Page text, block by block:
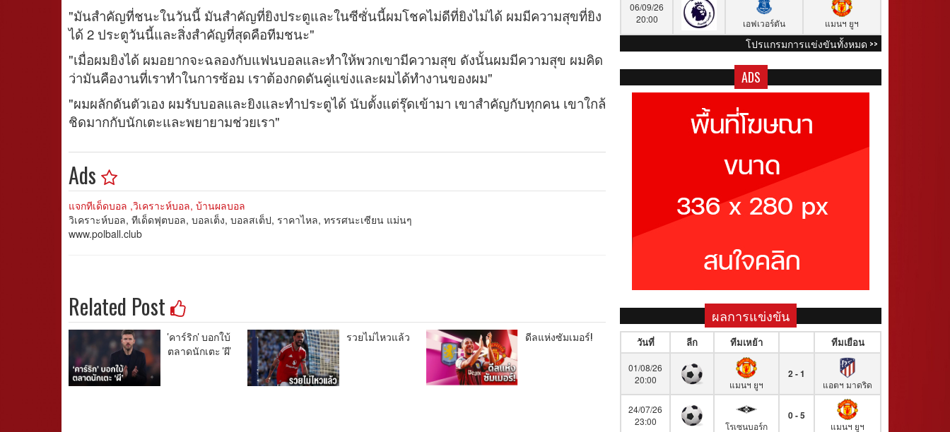
"มันสำคัญที่ชนะในวันนี้ มันสำคัญที่ยิงประตูและในซีซั่นนี้ผมโชคไม่ดีที่ยิงไม่ได้ ผมมีความสุขที่ยิง
ได้ 2 ประตูวันนี้และสิ่งสำคัญที่สุดคือทีมชนะ"
"เมื่อผมยิงได้ ผมอยากจะฉลองกับแฟนบอลและทำให้พวกเขามีความสุข ดังนั้นผมมีความสุข ผมคิด
ว่ามันคืองานที่เราทำในการซ้อม เราต้องกดดันคู่แข่งและผมได้ทำงานของผม"
"ผมผลักดันตัวเอง ผมรับบอลและยิงและทำประตูได้ นับตั้งแต่รุ๊ดเข้ามา เขาสำคัญกับทุกคน เขาใกล้
ชิดมากกับนักเตะและพยายามช่วยเรา"
Ads
แจกทีเด็ดบอล ,วิเคราะห์บอล, บ้านผลบอล
วิเคราะห์บอล, ทีเด็ดฟุตบอล, บอลเต็ง, บอลสเต็ป, ราคาไหล, ทรรศนะเซียน แม่นๆ
www.polball.club
Related Post
'คาร์ริก' บอกใบ้
ตลาดนักเตะ 'ผี'
รวยไม่ไหวแล้ว ดีลแห่งซัมเมอร์!
06/09/26
20:00
เอฟเวอร์ตัน แมนฯ ยูฯ
โปรแกรมการแข่งขันทั้งหมด >>
ADS
ผลการแข่งขัน
วันที่ ลีก ทีมเหย้า ทีมเยือน
01/08/26
20:00
แมนฯ ยูฯ
2 - 1
แอตฯ มาดริด
24/07/26
23:00
โรเซนบอร์ก
0 - 5
แมนฯ ยูฯ